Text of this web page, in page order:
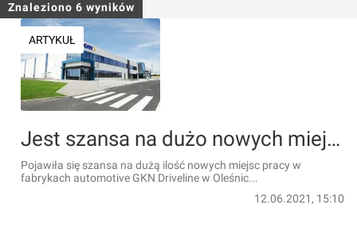
Znaleziono 6 wyników
ARTYKUŁ
Jest szansa na dużo nowych miejsc pracy w fabrykach GKN Driveline w Oleśnicy
Pojawiła się szansa na dużą ilość nowych miejsc pracy w
fabrykach automotive GKN Driveline w Oleśnic...
12.06.2021, 15:10